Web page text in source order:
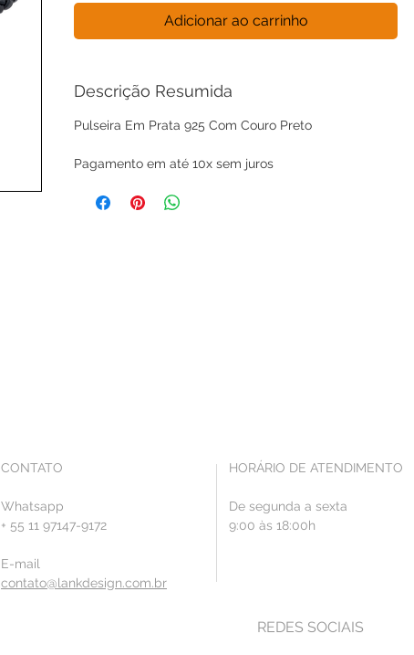
Adicionar ao carrinho
Descrição Resumida
Pulseira Em Prata 925 Com Couro Preto
Pagamento em até 10x sem juros
CONTATO
Whatsapp
+ 55 11 97147-9172
E-mail
contato@lankdesign.com.br
HORÁRIO DE ATENDIMENTO
De segunda a sexta
9:00 às 18:00h
REDES SOCIAIS